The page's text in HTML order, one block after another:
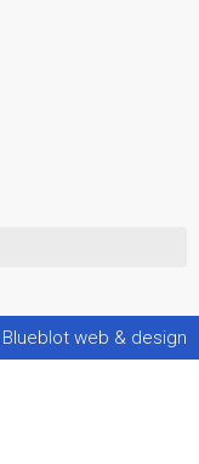
Blueblot web & design